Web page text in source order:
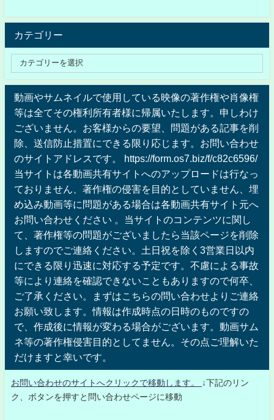
カテゴリー
動画やサムネイルで使用している映像の著作権や肖像権
等は全てその権利所有者様に帰属いたします。申しわけ
ございません。お客様からの要望、問題がある記事を削
除、送信防止措置にできる限り応じます。お問い合わせ
のサイトアドレスです。 https://form.os7.biz/f/c82c6596/
当サイトは各動画共有サイトへのアップロードは行なっ
ておりません、著作権の侵害を目的としていません、埋
め込み動画等に問題がある場合は各動画共有サイト元へ
お問い合わせください 。当サイトのコンテンツに関し
て、著作権等の問題がございましたら当該ページを削除
しますのでご連絡ください。土日祝を除く3営業日以内
にできる限り迅速に対応する予定です。不慮による事故
等により連絡を確認できないこともありますので何卒、
ご了承ください。まずはこちらの問い合わせよりご連絡
お願い致します。情報は作成時点の日時のものですの
で、作成後に情報が変わる場合がございます。動画サム
ネ等の著作権侵害目的としてません。その点ご理解いた
だけますと幸いです。
お問い合わせのサイトへクリックで移動します。
↓下記のリン
ク、ボタンを押すと問い合わせページに移動